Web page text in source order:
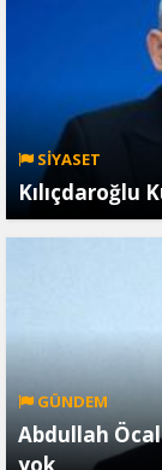
SİYASET
Kılıçdaroğlu
GÜNDEM
Abdullah
yok